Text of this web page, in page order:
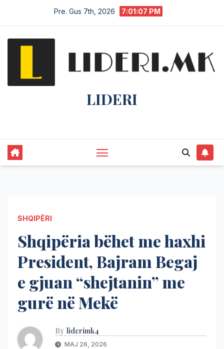
Pre. Gus 7th, 2026 7:01:08 PM
LIDERI
SHQIPËRI
Shqipëria bëhet me haxhi
President, Bajram Begaj
e gjuan “shejtanin” me
gurë në Mekë
By liderimk4
MAJ 26, 2026